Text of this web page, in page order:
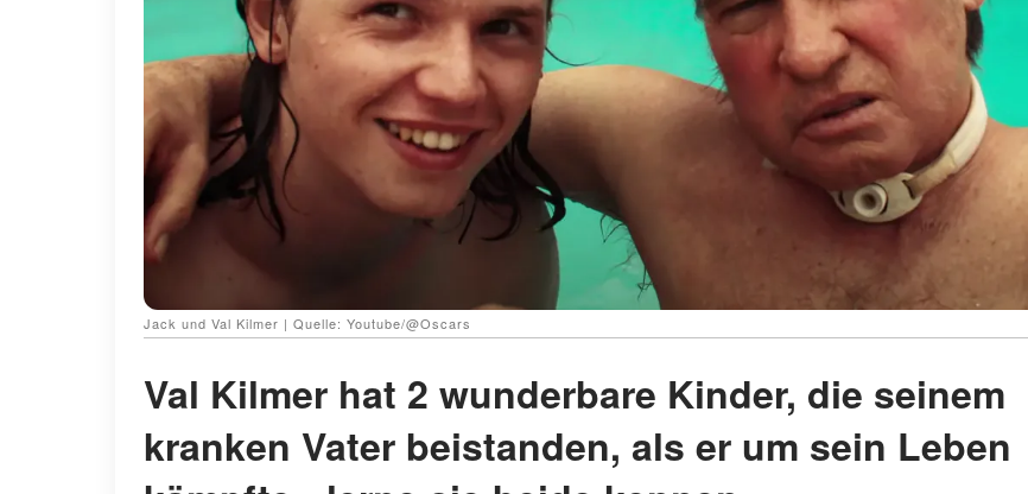
Jack und Val Kilmer | Quelle: Youtube/@Oscars
Val Kilmer hat 2 wunderbare Kinder, die seinem
kranken Vater beistanden, als er um sein Leben